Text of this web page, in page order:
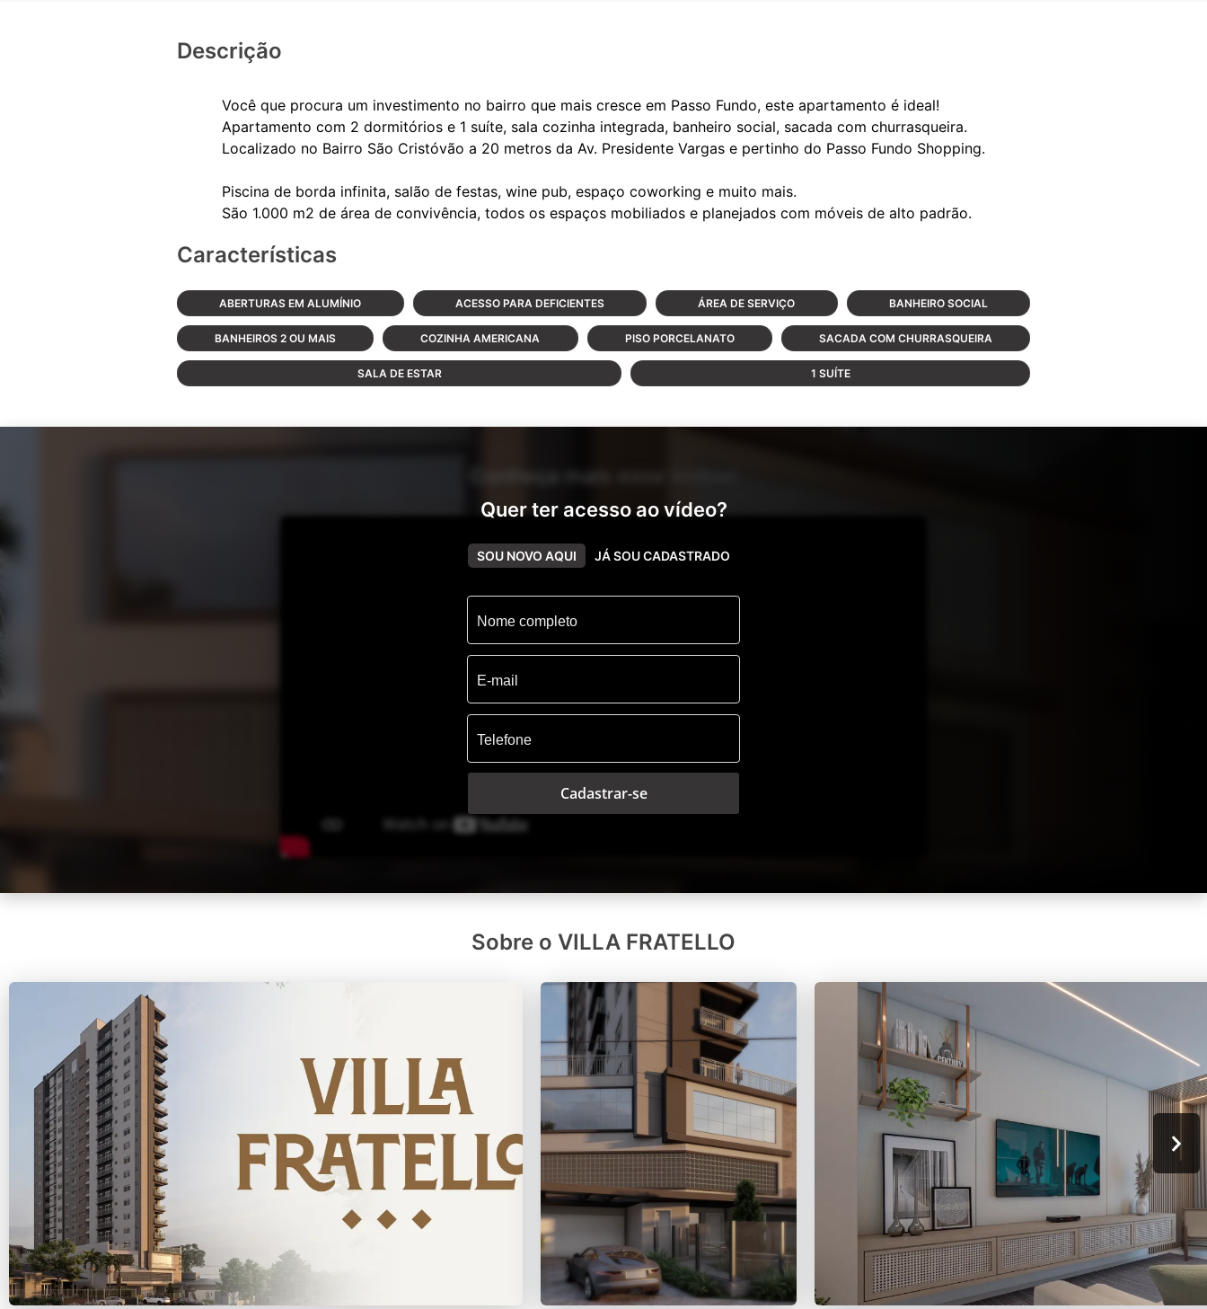
Descrição
Você que procura um investimento no bairro que mais cresce em Passo Fundo, este apartamento é ideal!
Apartamento com 2 dormitórios e 1 suíte, sala cozinha integrada, banheiro social, sacada com churrasqueira.
Localizado no Bairro São Cristóvão a 20 metros da Av. Presidente Vargas e pertinho do Passo Fundo Shopping.
Piscina de borda infinita, salão de festas, wine pub, espaço coworking e muito mais.
Características
ABERTURAS EM ALUMÍNIO ACESSO PARA DEFICIENTES ÁREA DE SERVIÇO BANHEIRO SOCIAL
BANHEIROS 2 OU MAIS COZINHA AMERICANA PISO PORCELANATO SACADA COM CHURRASQUEIRA
SALA DE ESTAR 1 SUÍTE
Quer ter acesso ao vídeo?
SOU NOVO AQUI JÁ SOU CADASTRADO
Cadastrar-se
Sobre o VILLA FRATELLO